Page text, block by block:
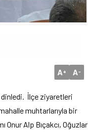
A+ A-
dinledi. İlçe ziyaretleri
muhtarlarıyla bir
Onur Alp Bıçakcı, Oğuzlar